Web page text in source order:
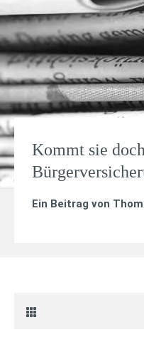
Kommt sie
Ein Beitrag von